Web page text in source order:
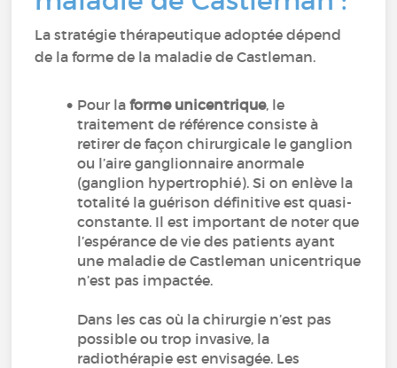
La stratégie thérapeutique adoptée dépend
de la forme de la maladie de Castleman.
Pour laforme unicentrique, le
traitement de référence consiste à
retirer de façon chirurgicale le ganglion
ou l’aire ganglionnaire anormale
(ganglion hypertrophié). Si on enlève la
totalité la guérison définitive est quasi-
constante. Il est important de noter que
l’espérance de vie des patients ayant
une maladie de Castleman unicentrique
n’est pas impactée.
Dans les cas où la chirurgie n’est pas
possible ou trop invasive, la
radiothérapie est envisagée. Les